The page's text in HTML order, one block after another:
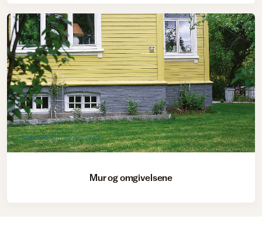
Vedlikehold av grunnmur
Mur og omgivelsene